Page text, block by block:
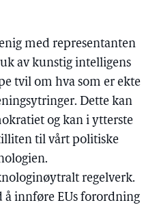
med representanten
av kunstig intelligens
tvil om hva som er ekte
Dette kan
og kan i ytterste
til vårt politiske
regelverk.
å innføre EUs forordning